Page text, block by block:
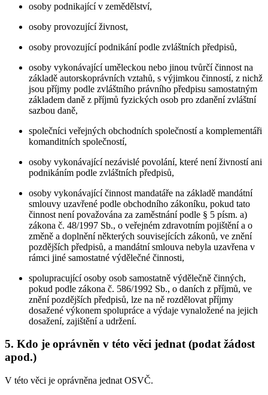
osoby podnikající v zemědělství,
osoby provozující živnost,
osoby provozující podnikání podle zvláštních předpisů,
osoby vykonávající uměleckou nebo jinou tvůrčí činnost na
základě autorskoprávních vztahů, s výjimkou činností, z nichž
jsou příjmy podle zvláštního právního předpisu samostatným
základem daně z příjmů fyzických osob pro zdanění zvláštní
sazbou daně,
společníci veřejných obchodních společností a komplementáři
komanditních společností,
osoby vykonávající nezávislé povolání, které není živností ani
podnikáním podle zvláštních předpisů,
osoby vykonávající činnost mandatáře na základě mandátní
smlouvy uzavřené podle obchodního zákoníku, pokud tato
činnost není považována za zaměstnání podle § 5 písm. a)
zákona č. 48/1997 Sb., o veřejném zdravotním pojištění a o
změně a doplnění některých souvisejících zákonů, ve znění
pozdějších předpisů, a mandátní smlouva nebyla uzavřena v
rámci jiné samostatné výdělečné činnosti,
spolupracující osoby osob samostatně výdělečně činných,
pokud podle zákona č. 586/1992 Sb., o daních z příjmů, ve
znění pozdějších předpisů, lze na ně rozdělovat příjmy
dosažené výkonem spolupráce a výdaje vynaložené na jejich
dosažení, zajištění a udržení.
5. Kdo je oprávněn v této věci jednat (podat žádost
apod.)
V této věci je oprávněna jednat OSVČ.